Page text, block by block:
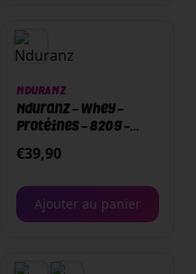
NDURANZ
Nduranz - Whey -
Protéines - 820 g -
€39,90
Ajouter au panier